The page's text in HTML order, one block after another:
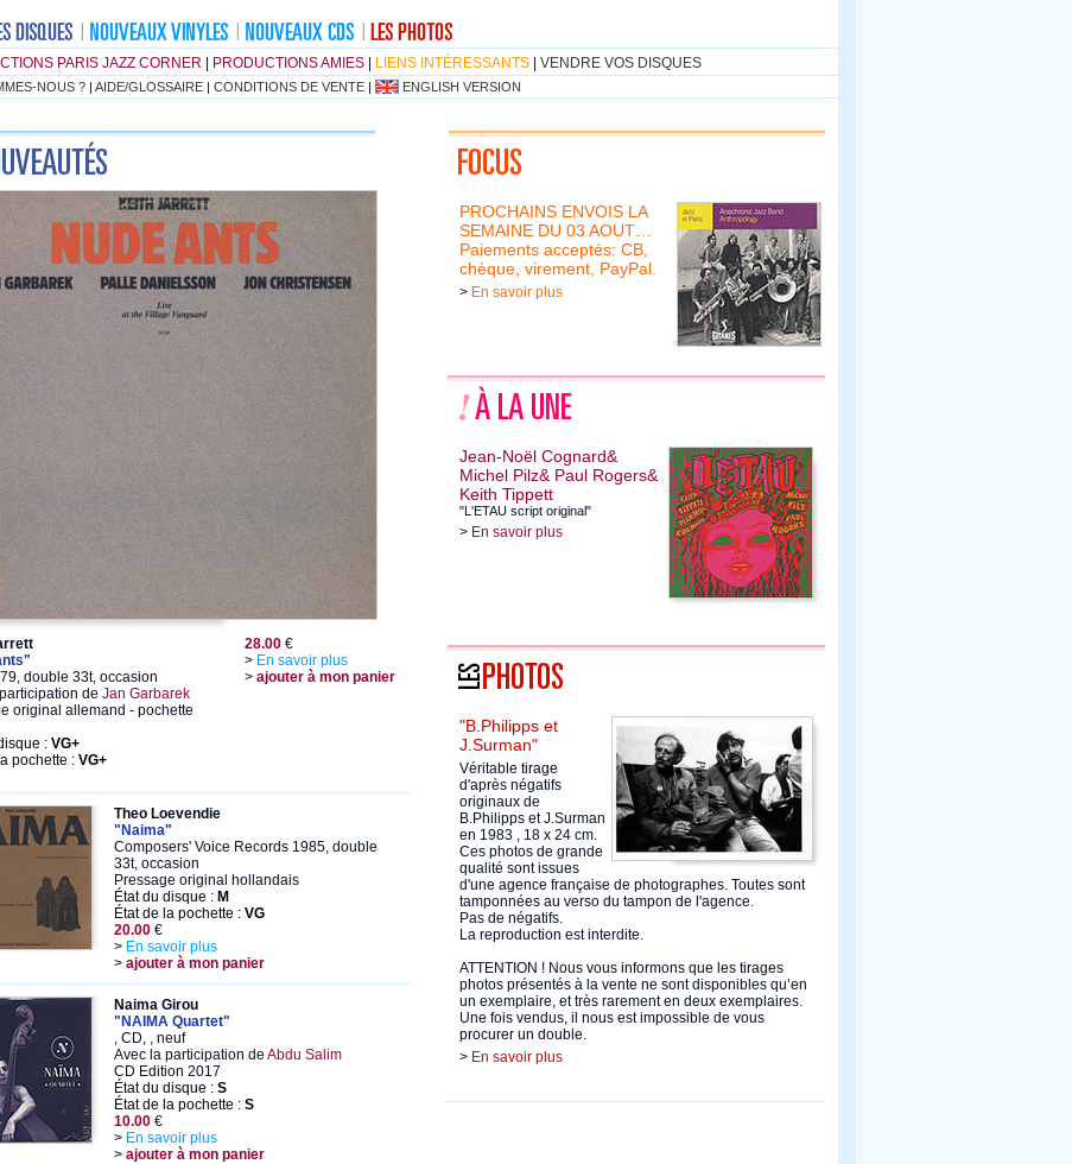
PARIS JAZZ CORNER PRODUCTIONS AMIES LIENS INTÉRESSANTS VENDRE VOS DISQUES
NOUS ? | AIDE/GLOSSAIRE | CONDITIONS DE VENTE | ENGLISH VERSION
double 33t, occasion
de Jan Garbarek
original allemand - pochette
: VG+
pochette : VG+
28.00 €
> En savoir plus
> ajouter à mon panier
Theo Loevendie
"Naima"
Composers' Voice Records 1985, double
33t, occasion
Pressage original hollandais
État du disque : M
État de la pochette : VG
20.00 €
> En savoir plus
> ajouter à mon panier
Naima Girou
"NAIMA Quartet"
, CD, , neuf
Avec la participation de Abdu Salim
CD Edition 2017
État du disque : S
État de la pochette : S
10.00 €
> En savoir plus
> ajouter à mon panier
PROCHAINS ENVOIS LA
SEMAINE DU 03 AOUT…
Paiements acceptés: CB,
chèque, virement, PayPal.
> En savoir plus
Jean-Noël Cognard&
Michel Pilz& Paul Rogers&
Keith Tippett
"L'ETAU script original"
> En savoir plus
"B.Philipps et
J.Surman"
Véritable tirage
d'après négatifs
originaux de
B.Philipps et J.Surman
en 1983 , 18 x 24 cm.
Ces photos de grande
qualité sont issues
d'une agence française de photographes. Toutes sont
tamponnées au verso du tampon de l'agence.
Pas de négatifs.
La reproduction est interdite.
ATTENTION ! Nous vous informons que les tirages
photos présentés à la vente ne sont disponibles qu’en
un exemplaire, et très rarement en deux exemplaires.
Une fois vendus, il nous est impossible de vous
procurer un double.
> En savoir plus